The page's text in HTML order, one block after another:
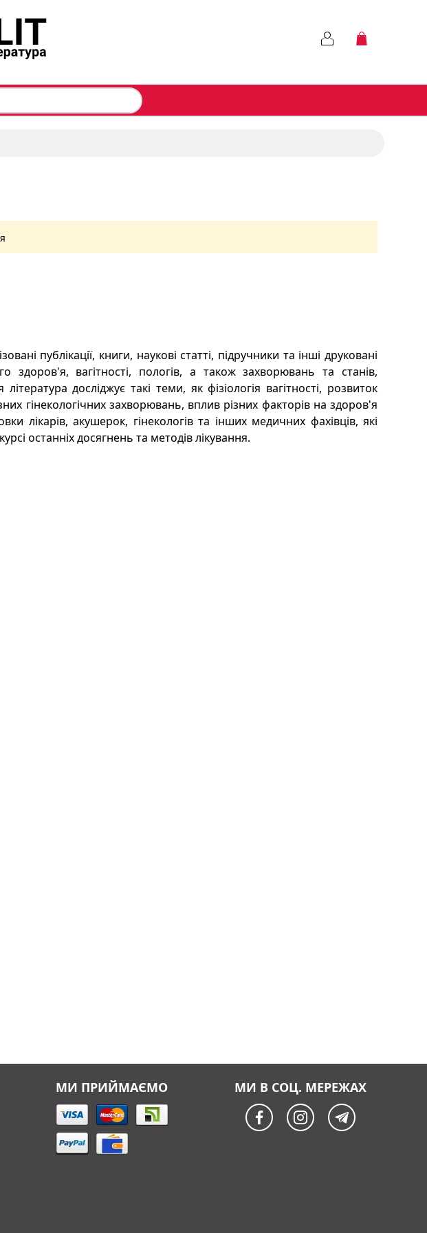
публікації, книги, наукові статті, підручники та інші друковані
здоров'я, вагітності, пологів, а також захворювань та станів,
досліджує такі теми, як фізіологія вагітності, розвиток
гінекологічних захворювань, вплив різних факторів на здоров'я
лікарів, акушерок, гінекологів та інших медичних фахівців, які
останніх досягнень та методів лікування.
МИ ПРИЙМАЄМО МИ В СОЦ. МЕРЕЖАХ